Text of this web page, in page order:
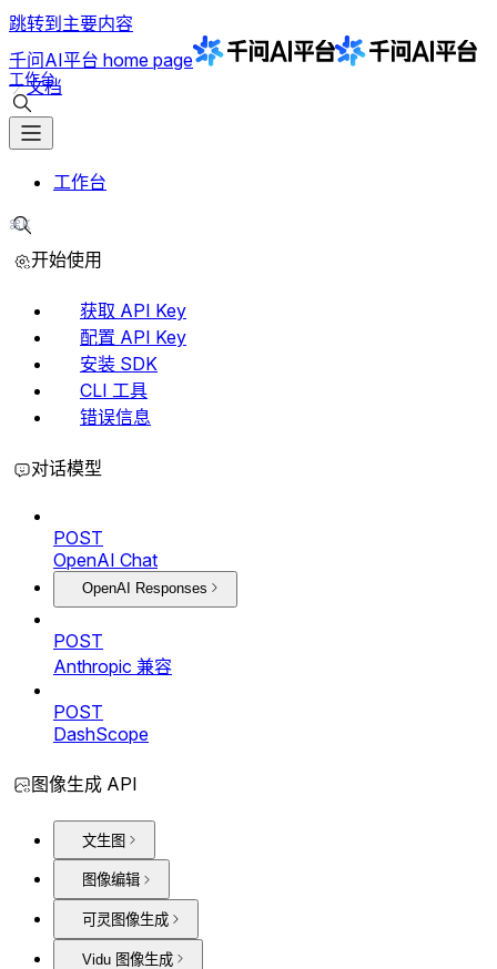
跳转到主要内容
千问AI平台 home page
文档
工作台
工作台
⌘K
开始使用
获取 API Key
配置 API Key
安装 SDK
CLI 工具
错误信息
对话模型
POST
OpenAI Chat
OpenAI Responses
POST
Anthropic 兼容
POST
DashScope
图像生成 API
文生图
图像编辑
可灵图像生成
Vidu 图像生成